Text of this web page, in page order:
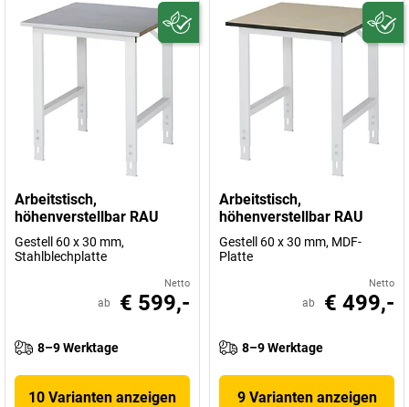
Arbeitstisch,
höhenverstellbar RAU
Gestell 60 x 30 mm,
Stahlblechplatte
Netto
ab € 599,-
8–9 Werktage
10 Varianten anzeigen
Arbeitstisch,
höhenverstellbar RAU
Gestell 60 x 30 mm, MDF-
Platte
Netto
ab € 499,-
8–9 Werktage
9 Varianten anzeigen